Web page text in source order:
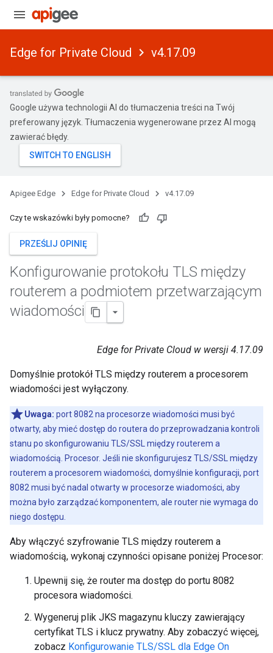
Edge for Private Cloud v4.17.09
Google używa technologii AI do tłumaczenia treści na Twój
preferowany język. Tłumaczenia wygenerowane przez AI mogą
zawierać błędy.
Apigee Edge Edge for Private Cloud v4.17.09
Czy te wskazówki były pomocne?
PRZEŚLIJ OPINIĘ
Konfigurowanie protokołu TLS między
routerem a podmiotem przetwarzającym
wiadomości
Edge for Private Cloud w wersji 4.17.09
Domyślnie protokół TLS między routerem a procesorem
wiadomości jest wyłączony.
Uwaga: port 8082 na procesorze wiadomości musi być
otwarty, aby mieć dostęp do routera do przeprowadzania kontroli
stanu po skonfigurowaniu TLS/SSL między routerem a
wiadomością. Procesor. Jeśli nie skonfigurujesz TLS/SSL między
routerem a procesorem wiadomości, domyślnie konfiguracji, port
8082 musi być nadal otwarty w procesorze wiadomości, aby
można było zarządzać komponentem, ale router nie wymaga do
niego dostępu.
Aby włączyć szyfrowanie TLS między routerem a
wiadomością, wykonaj czynności opisane poniżej Procesor:
Upewnij się, że router ma dostęp do portu 8082
procesora wiadomości.
Wygeneruj plik JKS magazynu kluczy zawierający
certyfikat TLS i klucz prywatny. Aby zobaczyć więcej,
zobacz Konfigurowanie TLS/SSL dla Edge On